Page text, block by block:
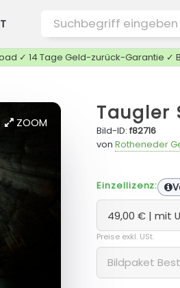
✓ 14 Tage Geld-zurück-Garantie ✓
ZOOM Taugler
Bild-ID:f82716
von Rotheneder
Einzellizenz:
Preise exkl. USt.